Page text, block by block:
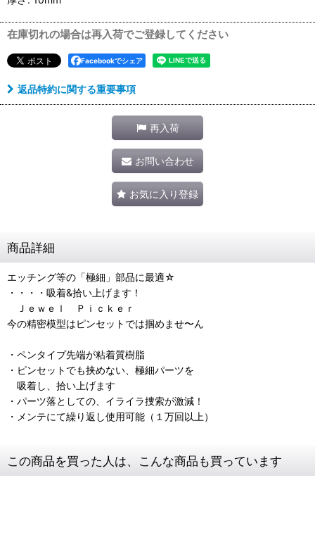
在庫切れの場合は再入荷でご登録してください
Facebookでシェア
返品特約に関する重要事項
再入荷
お問い合わせ
お気に入り登録
商品詳細
エッチング等の「極細」部品に最適☆
・・・・吸着&拾い上げます！
Ｊｅｗｅｌ Ｐｉｃｋｅｒ
今の精密模型はピンセットでは掴めませ〜ん
・ペンタイプ先端が粘着質樹脂
・ピンセットでも挟めない、極細パーツを
吸着し、拾い上げます
・パーツ落としての、イライラ捜索が激減！
・メンテにて繰り返し使用可能（１万回以上）
この商品を買った人は、こんな商品も買っています